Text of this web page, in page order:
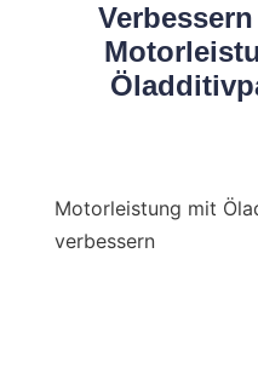
Motorleistung mit
verbessern
Über uns